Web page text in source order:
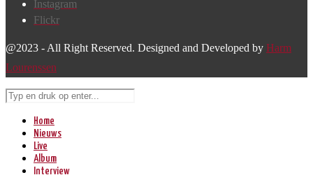
Instagram
Flickr
@2023 - All Right Reserved. Designed and Developed by Harm
Lourenssen
Home
Nieuws
Live
Album
Interview